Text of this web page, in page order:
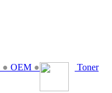
● OEM ● Toner